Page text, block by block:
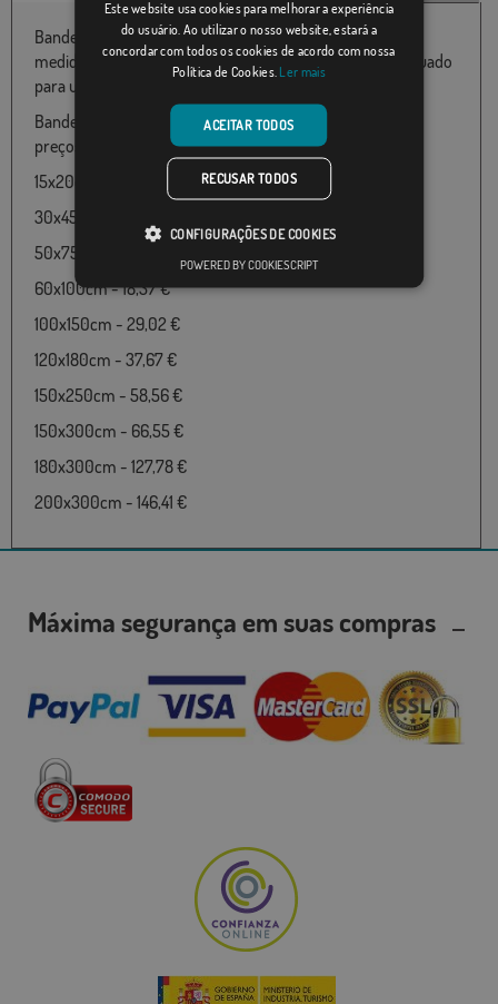
Bandeira do Chitré disponível em 100% poliéster e várias
medidas de 060X100 até 180x300 particularmente adequado
para uso ao ar livre.
Bandeira de Chitré disponível nos seguintes tamanhos e
preços:
15x20cm - 18,37 €
30x45cm - 18,37 €
50x75cm - 18,37 €
60x100cm - 18,37 €
100x150cm - 29,02 €
120x180cm - 37,67 €
150x250cm - 58,56 €
150x300cm - 66,55 €
180x300cm - 127,78 €
200x300cm - 146,41 €
Máxima segurança em suas compras
Este website usa cookies para melhorar a experiência
do usuário. Ao utilizar o nosso website, estará a
concordar com todos os cookies de acordo com nossa
Política de Cookies. Ler mais
ACEITAR TODOS
RECUSAR TODOS
CONFIGURAÇÕES DE COOKIES
POWERED BY COOKIESCRIPT